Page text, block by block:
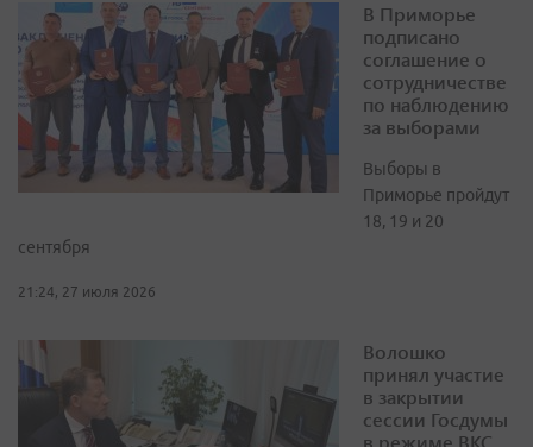
В Приморье
подписано
соглашение о
сотрудничестве
по наблюдению
за выборами
Выборы в
Приморье пройдут
18, 19 и 20
сентября
21:24, 27 июля 2026
Волошко
принял участие
в закрытии
сессии Госдумы